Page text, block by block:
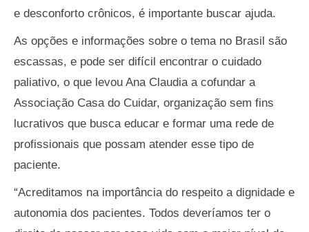
e desconforto crônicos, é importante buscar ajuda.
As opções e informações sobre o tema no Brasil são
escassas, e pode ser difícil encontrar o cuidado
paliativo, o que levou Ana Claudia a cofundar a
Associação Casa do Cuidar, organização sem fins
lucrativos que busca educar e formar uma rede de
profissionais que possam atender esse tipo de
paciente.
“Acreditamos na importância do respeito a dignidade e
autonomia dos pacientes. Todos deveríamos ter o